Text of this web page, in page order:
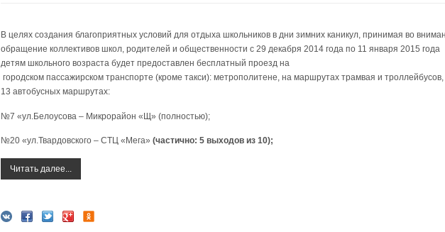
В целях создания благоприятных условий для отдыха школьников в дни зимних каникул, принимая во
обращение коллективов школ, родителей и общественности с 29 декабря 2014 года по 11 января 2015 года
детям школьного возраста будет предоставлен бесплатный проезд на
городском пассажирском транспорте (кроме такси): метрополитене, на маршрутах трамвая и
13 автобусных маршрутах:
№7 «ул.Белоусова – Микрорайон «Щ» (полностью);
№20 «ул.Твардовского – СТЦ «Мега» (частично: 5 выходов из 10);
Читать далее...